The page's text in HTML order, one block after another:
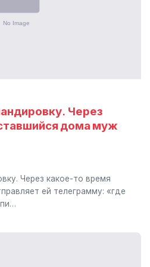
Через
дома муж
Через какое-то время
ей телеграмму: «где